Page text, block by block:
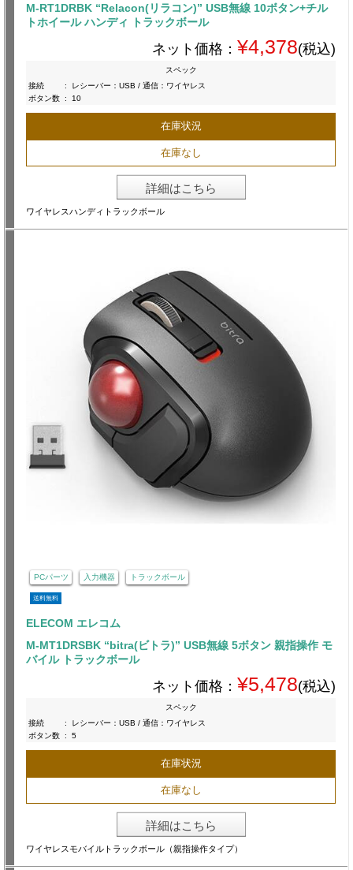
M-RT1DRBK “Relacon(リラコン)” USB無線 10ボタン+チル
トホイール ハンディ トラックボール
ネット価格： ¥4,378(税込)
スペック
接続
:
レシーバー：USB / 通信：ワイヤレス
ボタン数 : 10
在庫状況
在庫なし
詳細はこちら
ワイヤレスハンディトラックボール
PCパーツ 入力機器 トラックボール
送料無料
ELECOM エレコム
M-MT1DRSBK “bitra(ビトラ)” USB無線 5ボタン 親指操作 モ
バイル トラックボール
ネット価格： ¥5,478(税込)
スペック
接続
:
レシーバー：USB / 通信：ワイヤレス
ボタン数 : 5
在庫状況
在庫なし
詳細はこちら
ワイヤレスモバイルトラックボール（親指操作タイプ）